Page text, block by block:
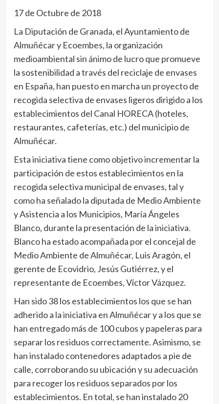
17 de Octubre de 2018
La Diputación de Granada, el Ayuntamiento de
Almuñécar y Ecoembes, la organización
medioambiental sin ánimo de lucro que promueve
la sostenibilidad a través del reciclaje de envases
en España, han puesto en marcha un proyecto de
recogida selectiva de envases ligeros dirigido a los
establecimientos del Canal HORECA (hoteles,
restaurantes, cafeterías, etc.) del municipio de
Almuñécar.
Esta iniciativa tiene como objetivo incrementar la
participación de estos establecimientos en la
recogida selectiva municipal de envases, tal y
como ha señalado la diputada de Medio Ambiente
y Asistencia a los Municipios, María Ángeles
Blanco, durante la presentación de la iniciativa.
Blanco ha estado acompañada por el concejal de
Medio Ambiente de Almuñécar, Luis Aragón, el
gerente de Ecovidrio, Jesús Gutiérrez, y el
representante de Ecoembes, Víctor Vázquez.
Han sido 38 los establecimientos los que se han
adherido a la iniciativa en Almuñécar y a los que se
han entregado más de 100 cubos y papeleras para
separar los residuos correctamente. Asimismo, se
han instalado contenedores adaptados a pie de
calle, corroborando su ubicación y su adecuación
para recoger los residuos separados por los
establecimientos. En total, se han instalado 20